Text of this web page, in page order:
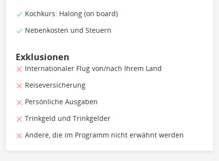
Kochkurs: Halong (on board)
Nebenkosten und Steuern
Exklusionen
Internationaler Flug von/nach Ihrem Land
Reiseversicherung
Persönliche Ausgaben
Trinkgeld und Trinkgelder
Andere, die im Programm nicht erwähnt werden